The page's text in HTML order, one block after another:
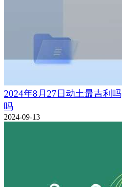
2024年8月27日动土最吉利
吗
2024-09-13